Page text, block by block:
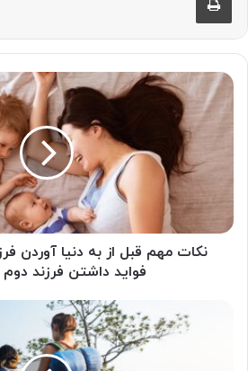
نکات
مهم
قبل
دوم
چیست؟نکات مهم قبل از به دنیا آوردن
فواید داشتن فرزند